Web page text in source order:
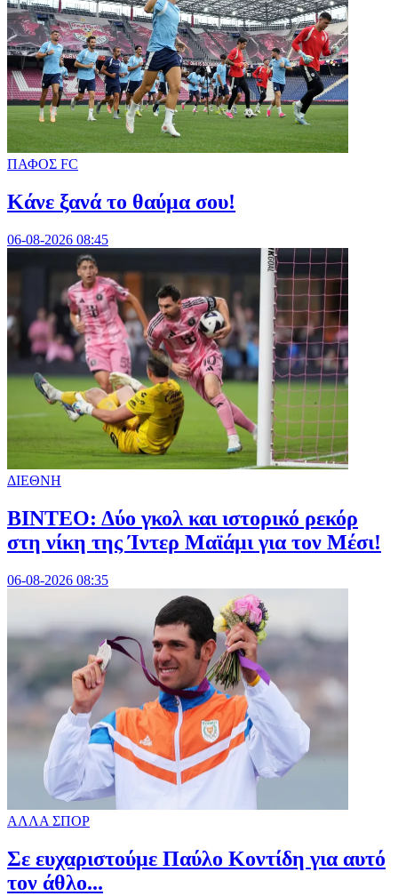
ΠΑΦΟΣ FC
Κάνε ξανά το θαύμα σου!
06-08-2026 08:45
ΔΙΕΘΝΗ
ΒΙΝΤΕΟ: Δύο γκολ και ιστορικό ρεκόρ
στη νίκη της Ίντερ Μαϊάμι για τον Μέσι!
06-08-2026 08:35
ΑΛΛΑ ΣΠΟΡ
Σε ευχαριστούμε Παύλο Κοντίδη για αυτό
τον άθλο...